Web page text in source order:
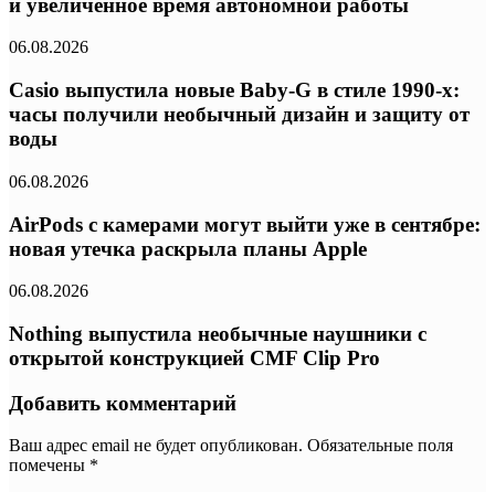
06.08.2026
Casio выпустила новые Baby-G в стиле 1990-х:
часы получили необычный дизайн и защиту от
воды
06.08.2026
AirPods с камерами могут выйти уже в сентябре:
новая утечка раскрыла планы Apple
06.08.2026
Nothing выпустила необычные наушники с
открытой конструкцией CMF Clip Pro
Добавить комментарий
Ваш адрес email не будет опубликован. Обязательные поля
помечены *